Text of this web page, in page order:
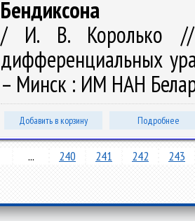
Бендиксона
/ И. В. Королько //
дифференциальных
– Минск : ИМ НАН
Добавить в корзину Подробнее
... 240 241 242 243